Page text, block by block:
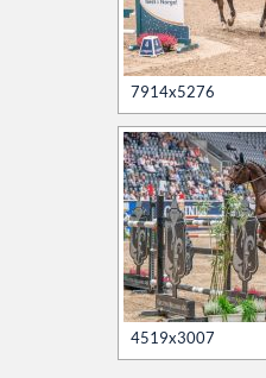
7914x5276
4519x3007